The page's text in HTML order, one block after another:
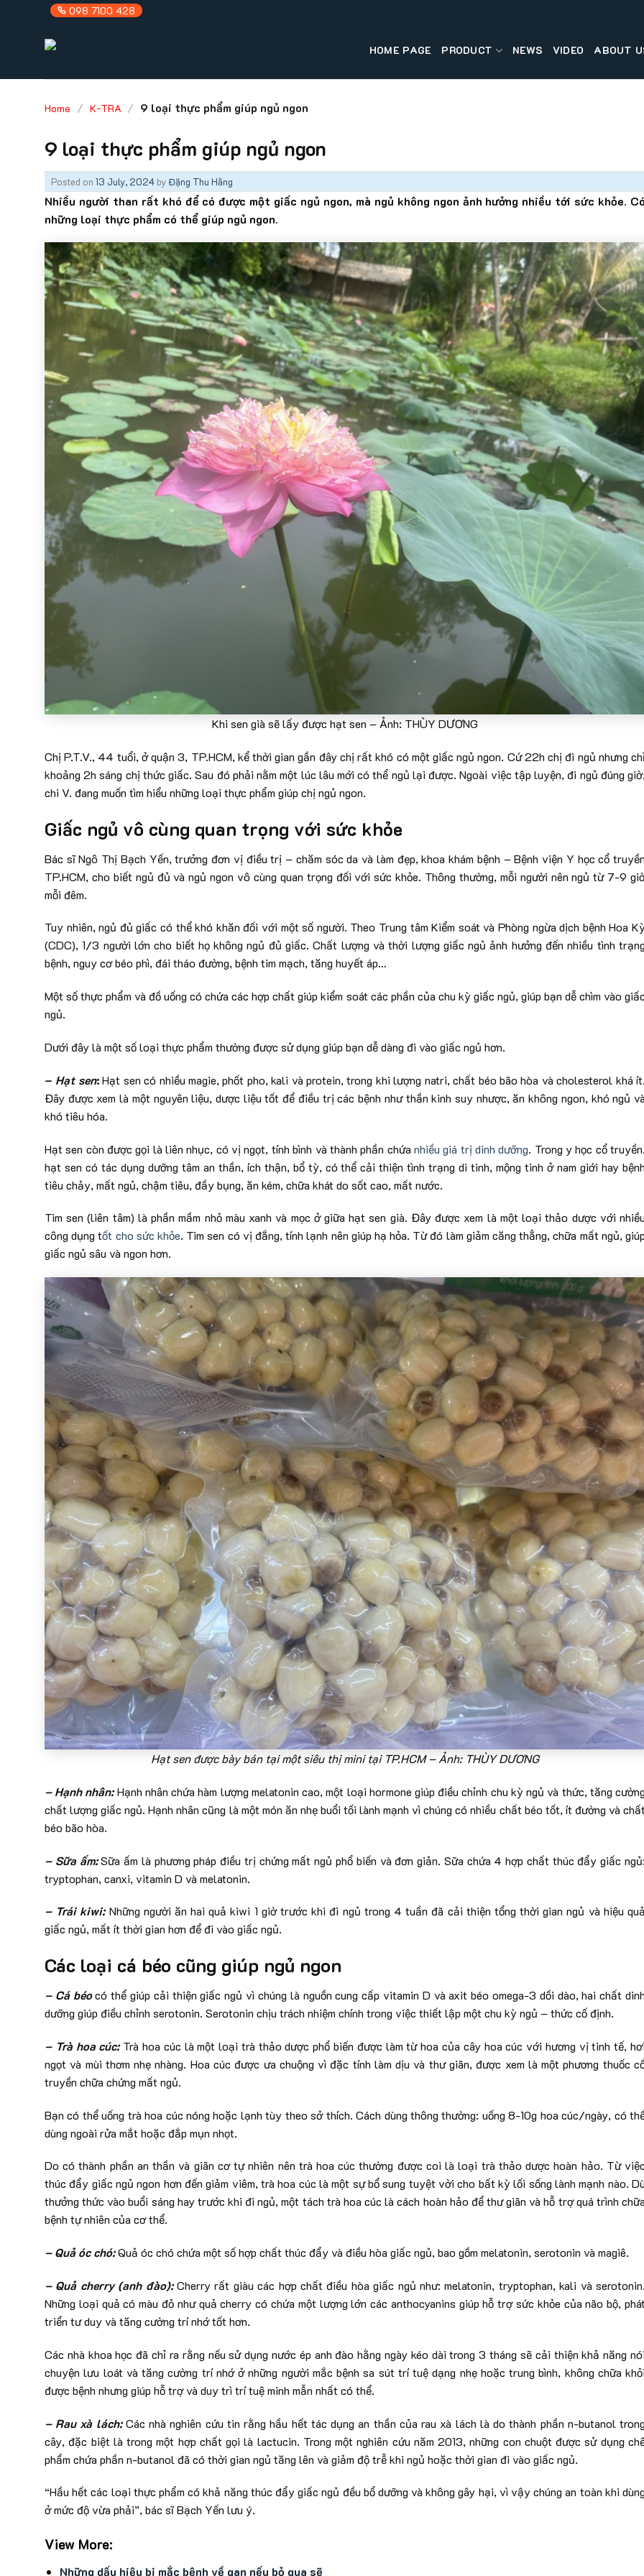
098 7100 428
HOME PAGE PRODUCT NEWS VIDEO ABOUT
Home / K-TRA / 9 loại thực phẩm giúp ngủ ngon
9 loại thực phẩm giúp ngủ ngon
Posted on 13 July, 2024 byĐặng Thu Hằng
Nhiều người than rất khó để có được một giấc ngủ ngon, mà ngủ không ngon ảnh hưởng nhiều tới sức khỏe. Có
những loại thực phẩm có thể giúp ngủ ngon.
Khi sen già sẽ lấy được hạt sen – Ảnh: THÙY DƯƠNG
Chị P.T.V., 44 tuổi, ở quận 3, TP.HCM, kể thời gian gần đây chị rất khó có một giấc ngủ ngon. Cứ 22h chị đi ngủ nhưng
khoảng 2h sáng chị thức giấc. Sau đó phải nằm một lúc lâu mới có thể ngủ lại được. Ngoài việc tập luyện, đi ngủ đúng giờ,
chi V. đang muốn tìm hiểu những loại thực phẩm giúp chị ngủ ngon.
Giấc ngủ vô cùng quan trọng với sức khỏe
Bác sĩ Ngô Thị Bạch Yến, trưởng đơn vị điều trị – chăm sóc da và làm đẹp, khoa khám bệnh – Bệnh viện Y học cổ truyền
TP.HCM, cho biết ngủ đủ và ngủ ngon vô cùng quan trọng đối với sức khỏe. Thông thường, mỗi người nên ngủ từ 7-9
mỗi đêm.
Tuy nhiên, ngủ đủ giấc có thể khó khăn đối với một số người. Theo Trung tâm Kiểm soát và Phòng ngừa dịch bệnh Hoa
(CDC), 1/3 người lớn cho biết họ không ngủ đủ giấc. Chất lượng và thời lượng giấc ngủ ảnh hưởng đến nhiều tình trạng
bệnh, nguy cơ béo phì, đái tháo đường, bệnh tim mạch, tăng huyết áp…
Một số thực phẩm và đồ uống có chứa các hợp chất giúp kiểm soát các phần của chu kỳ giấc ngủ, giúp bạn dễ chìm vào giấc
ngủ.
Dưới đây là một số loại thực phẩm thường được sử dụng giúp bạn dễ dàng đi vào giấc ngủ hơn.
– Hạt sen:Hạt sen có nhiều magie, phốt pho, kali và protein, trong khi lượng natri, chất béo bão hòa và cholesterol khá ít.
Đây được xem là một nguyên liệu, dược liệu tốt để điều trị các bệnh như thần kinh suy nhược, ăn không ngon, khó ngủ và
khó tiêu hóa.
Hạt sen còn được gọi là liên nhục, có vị ngọt, tính bình và thành phần chứa nhiều giá trị dinh dưỡng. Trong y học cổ truyền,
hạt sen có tác dụng dưỡng tâm an thần, ích thận, bổ tỳ, có thể cải thiện tình trạng di tinh, mộng tinh ở nam giới hay bệnh
tiêu chảy, mất ngủ, chậm tiêu, đầy bụng, ăn kém, chữa khát do sốt cao, mất nước.
Tim sen (liên tâm) là phần mầm nhỏ màu xanh và mọc ở giữa hạt sen già. Đây được xem là một loại thảo dược với nhiều
công dụng tốt cho sức khỏe. Tim sen có vị đắng, tính lạnh nên giúp hạ hỏa. Từ đó làm giảm căng thẳng, chữa mất ngủ, giúp
giấc ngủ sâu và ngon hơn.
Hạt sen được bày bán tại một siêu thị mini tại TP.HCM – Ảnh: THÙY DƯƠNG
– Hạnh nhân:Hạnh nhân chứa hàm lượng melatonin cao, một loại hormone giúp điều chỉnh chu kỳ ngủ và thức, tăng cường
chất lượng giấc ngủ. Hạnh nhân cũng là một món ăn nhẹ buổi tối lành mạnh vì chúng có nhiều chất béo tốt, ít đường và
béo bão hòa.
– Sữa ấm:Sữa ấm là phương pháp điều trị chứng mất ngủ phổ biến và đơn giản. Sữa chứa 4 hợp chất thúc đẩy giấc ngủ:
tryptophan, canxi, vitamin D và melatonin.
– Trái kiwi:Những người ăn hai quả kiwi 1 giờ trước khi đi ngủ trong 4 tuần đã cải thiện tổng thời gian ngủ và hiệu quả
giấc ngủ, mất ít thời gian hơn để đi vào giấc ngủ.
Các loại cá béo cũng giúp ngủ ngon
– Cá béocó thể giúp cải thiện giấc ngủ vì chúng là nguồn cung cấp vitamin D và axit béo omega-3 dồi dào, hai chất dinh
dưỡng giúp điều chỉnh serotonin. Serotonin chịu trách nhiệm chính trong việc thiết lập một chu kỳ ngủ – thức cố định.
– Trà hoa cúc:Trà hoa cúc là một loại trà thảo dược phổ biến được làm từ hoa của cây hoa cúc với hương vị tinh tế, hơi
ngọt và mùi thơm nhẹ nhàng. Hoa cúc được ưa chuộng vì đặc tính làm dịu và thư giãn, được xem là một phương thuốc
truyền chữa chứng mất ngủ.
Bạn có thể uống trà hoa cúc nóng hoặc lạnh tùy theo sở thích. Cách dùng thông thường: uống 8-10g hoa cúc/ngày, có
dùng ngoài rửa mắt hoặc đắp mụn nhọt.
Do có thành phần an thần và giãn cơ tự nhiên nên trà hoa cúc thường được coi là loại trà thảo dược hoàn hảo. Từ việc
thúc đẩy giấc ngủ ngon hơn đến giảm viêm, trà hoa cúc là một sự bổ sung tuyệt vời cho bất kỳ lối sống lành mạnh nào. Dù
thưởng thức vào buổi sáng hay trước khi đi ngủ, một tách trà hoa cúc là cách hoàn hảo để thư giãn và hỗ trợ quá trình chữa
bệnh tự nhiên của cơ thể.
– Quả óc chó:Quả óc chó chứa một số hợp chất thúc đẩy và điều hòa giấc ngủ, bao gồm melatonin, serotonin và magiê.
– Quả cherry (anh đào):Cherry rất giàu các hợp chất điều hòa giấc ngủ như: melatonin, tryptophan, kali và serotonin.
Những loại quả có màu đỏ như quả cherry có chứa một lượng lớn các anthocyanins giúp hỗ trợ sức khỏe của não bộ,
triển tư duy và tăng cường trí nhớ tốt hơn.
Các nhà khoa học đã chỉ ra rằng nếu sử dụng nước ép anh đào hằng ngày kéo dài trong 3 tháng sẽ cải thiện khả năng nói
chuyện lưu loát và tăng cường trí nhớ ở những người mắc bệnh sa sút trí tuệ dạng nhẹ hoặc trung bình, không chữa khỏi
được bệnh nhưng giúp hỗ trợ và duy trì trí tuệ minh mẫn nhất có thể.
– Rau xà lách:Các nhà nghiên cứu tin rằng hầu hết tác dụng an thần của rau xà lách là do thành phần n-butanol trong
cây, đặc biệt là trong một hợp chất gọi là lactucin. Trong một nghiên cứu năm 2013, những con chuột được sử dụng
phẩm chứa phần n-butanol đã có thời gian ngủ tăng lên và giảm độ trễ khi ngủ hoặc thời gian đi vào giấc ngủ.
“Hầu hết các loại thực phẩm có khả năng thúc đẩy giấc ngủ đều bổ dưỡng và không gây hại, vì vậy chúng an toàn khi dùng
ở mức độ vừa phải”, bác sĩ Bạch Yến lưu ý.
View More:
Những dấu hiệu bị mắc bệnh về gan nếu bỏ qua sẽ